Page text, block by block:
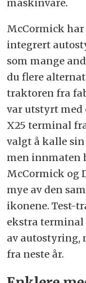
maskinvare.
McCormick
integrert
som mange
du flere
traktoren fra
var utstyrt med
X25 terminal
valgt å kalle
men innmaten
McCormick og
mye av den
ikonene. Test-
ekstra
av autostyring,
fra neste år.